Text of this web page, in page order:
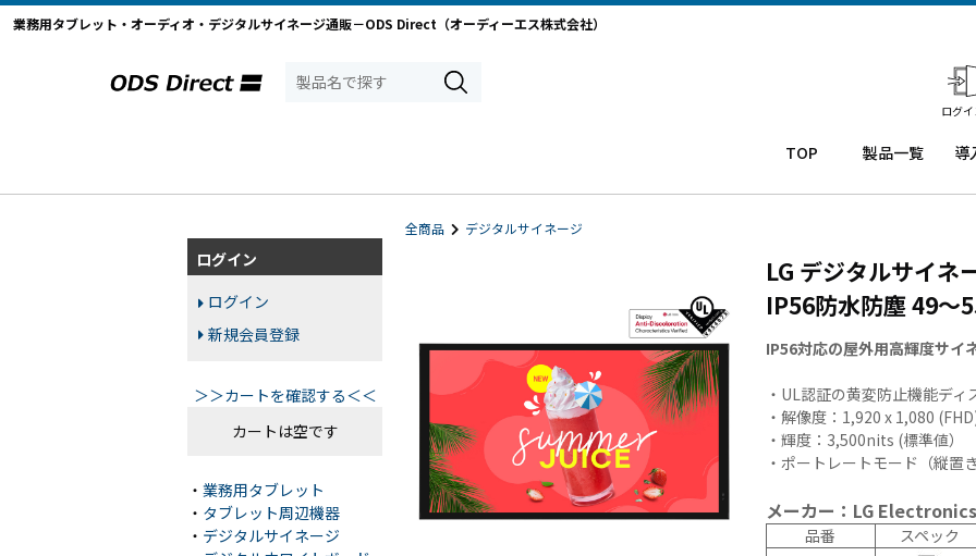
業務用タブレット・オーディオ・デジタルサイネージ通販－ODS Direct（オーディーエス株式会社）
ログ
TOP 製品一覧
業務用タ
タブレッ
NF9LTA
Windows
タブレッ
ト TW2A-
N9LTA
Windows
タブレッ
N9LT
Windows
ンタ
CRM
シス
テム
「カ
イゼ
ンコ
ー
リペ
アサ
導
導
サ
事
タ
末
事
サ
プ
ー
オ
そ
全商品 デジタルサイネージ
LG デジタルサイネ
IP56防水防塵 49～
IP56対応の屋外用高輝度サイ
・UL認証の黄変防止機能ディ
・解像度：1,920 x 1,080
・輝度：3,500nits (標準値）
・ポートレートモード（縦置
メーカー：LG
品番
スペック
ログイン
ログイン
新規会員登録
＞＞カートを確認する＜＜
カートは空です
・ 業務用タブレット
・ タブレット周辺機器
・ デジタルサイネージ